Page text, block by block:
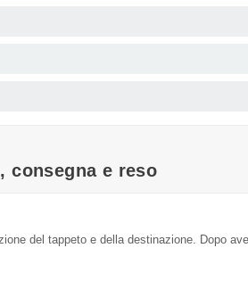
consegna e reso
del tappeto e della destinazione. Dopo